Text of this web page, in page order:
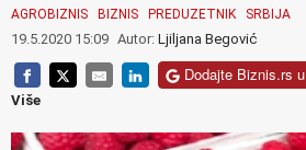
AGROBIZNIS BIZNIS PREDUZETNIK SRBIJA
19.5.2020 15:09 Autor: Ljiljana Begović
Dodajte Biznis.rs
Više